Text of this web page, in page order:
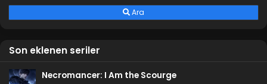
Ara
Son eklenen seriler
Necromancer: I Am the Scourge